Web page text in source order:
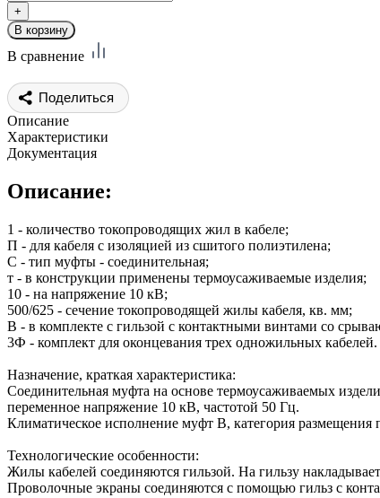
В сравнение
Поделиться
Описание
Характеристики
Документация
Описание:
1 - количество токопроводящих жил в кабеле;
П - для кабеля с изоляцией из сшитого полиэтилена;
С - тип муфты - соединительная;
т - в конструкции применены термоусаживаемые изделия;
10 - на напряжение 10 кВ;
500/625 - сечение токопроводящей жилы кабеля, кв. мм;
В - в комплекте с гильзой с контактными винтами со
3Ф - комплект для оконцевания трех одножильных кабелей.
Назначение, краткая характеристика:
Соединительная муфта на основе термоусаживаемых
переменное напряжение 10 кВ, частотой 50 Гц.
Климатическое исполнение муфт В, категория
Технологические особенности:
Жилы кабелей соединяются гильзой. На гильзу
Проволочные экраны соединяются с помощью гильз с